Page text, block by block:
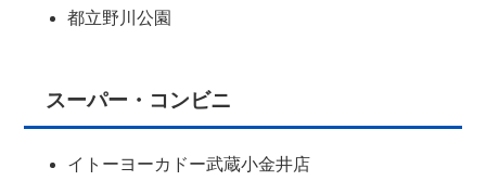
都立野川公園
スーパー・コンビニ
イトーヨーカドー武蔵小金井店